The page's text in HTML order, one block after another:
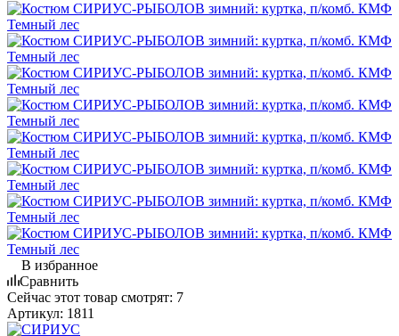
В избранное
Сравнить
Сейчас этот товар смотрят: 7
Артикул: 1811